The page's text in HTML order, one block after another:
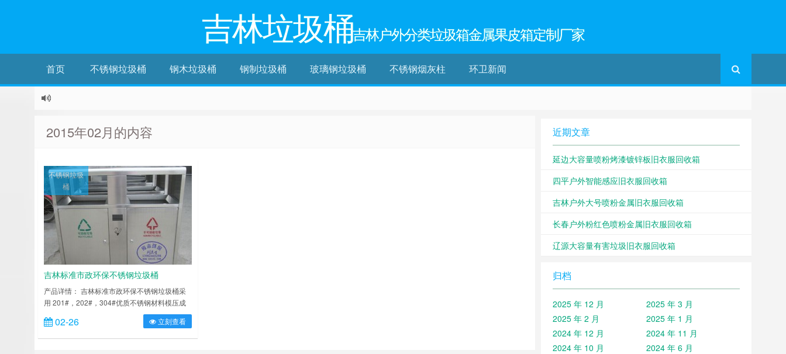
吉林垃圾桶吉林户外分类垃圾箱金属果皮箱定制厂家
首页 不锈钢垃圾桶 钢木垃圾桶 钢制垃圾桶 玻璃钢垃圾桶 不锈钢烟灰柱 环卫新闻
2015年02月的内容
不锈钢垃圾
桶
吉林标准市政环保不锈钢垃圾桶
产品详情： 吉林标准市政环保不锈钢垃圾桶采
用 201#，202#，304#优质不锈钢材料模压成
型，坚固耐用，不易破损；耐火安全，抗高低
温，适合各种恶劣气候条件；金属亮泽，高雅美
观，广泛适用于各种机场、商场高档场所；内外
02-26 立刻查看
近期文章
延边大容量喷粉烤漆镀锌板旧衣服回收箱
四平户外智能感应旧衣服回收箱
吉林户外大号喷粉金属旧衣服回收箱
长春户外粉红色喷粉金属旧衣服回收箱
辽源大容量有害垃圾旧衣服回收箱
归档
2025 年 12 月
2025 年 3 月
2025 年 2 月
2025 年 1 月
2024 年 12 月
2024 年 11 月
2024 年 10 月
2024 年 6 月